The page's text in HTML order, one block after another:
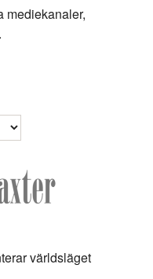
mediekanaler,
världsläget